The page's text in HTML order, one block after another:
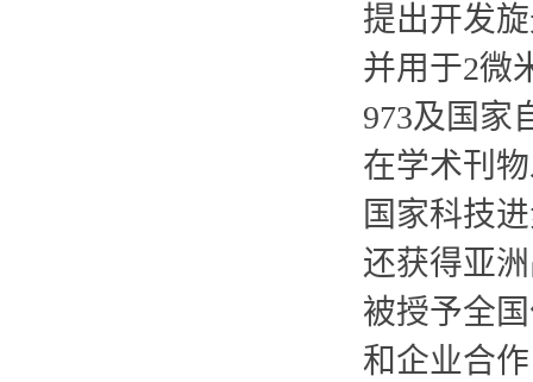
提出开发
并用于2微
973及国家
在学术刊
国家科技
还获得亚
被授予全
和企业合